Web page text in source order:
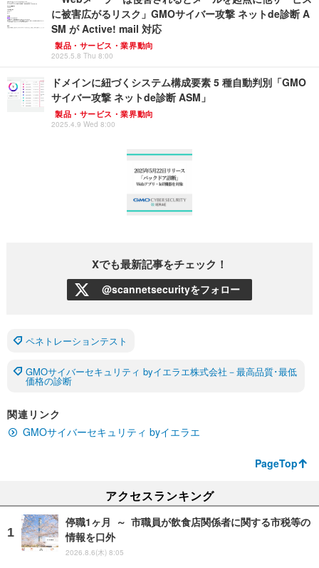
に被害広がるリスク」GMOサイバー攻撃 ネットde診断 A
SM が Active! mail 対応
製品・サービス・業界動向
2025.5.8 Thu 8:00
ドメインに紐づくシステム構成要素 5 種自動判別「GMO
サイバー攻撃 ネットde診断 ASM」
製品・サービス・業界動向
2025.4.9 Wed 8:00
Xでも最新記事をチェック！
@scannetsecurityをフォロー
ペネトレーションテスト
GMOサイバーセキュリティ byイエラエ株式会社－最高品質･最低
価格の診断
関連リンク
GMOサイバーセキュリティ byイエラエ
PageTop
アクセスランキング
停職1ヶ月 ～ 市職員が飲食店関係者に関する市税等の
情報を口外
2026.8.6(木) 8:05